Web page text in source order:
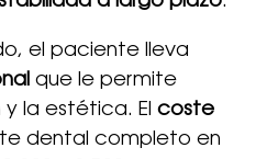
el paciente lleva
que le permite
y la estética. Elcoste
dental completo en